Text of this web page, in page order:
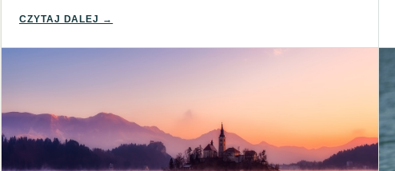
CZYTAJ DALEJ →